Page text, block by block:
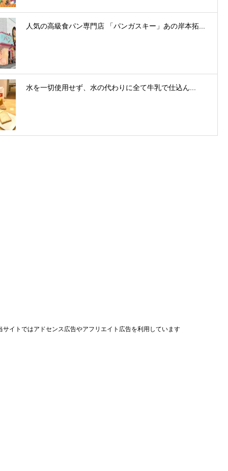
人気の高級食パン専門店 「パンガスキー」あの岸本拓...
水を一切使用せず、水の代わりに全て牛乳で仕込ん...
サイトではアドセンス広告やアフリエイト広告を利用しています